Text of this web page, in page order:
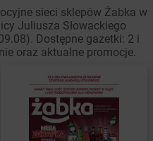
sieci sklepów Żabka w
Juliusza Słowackiego
Dostępne gazetki: 2 i
oraz aktualne promocje.